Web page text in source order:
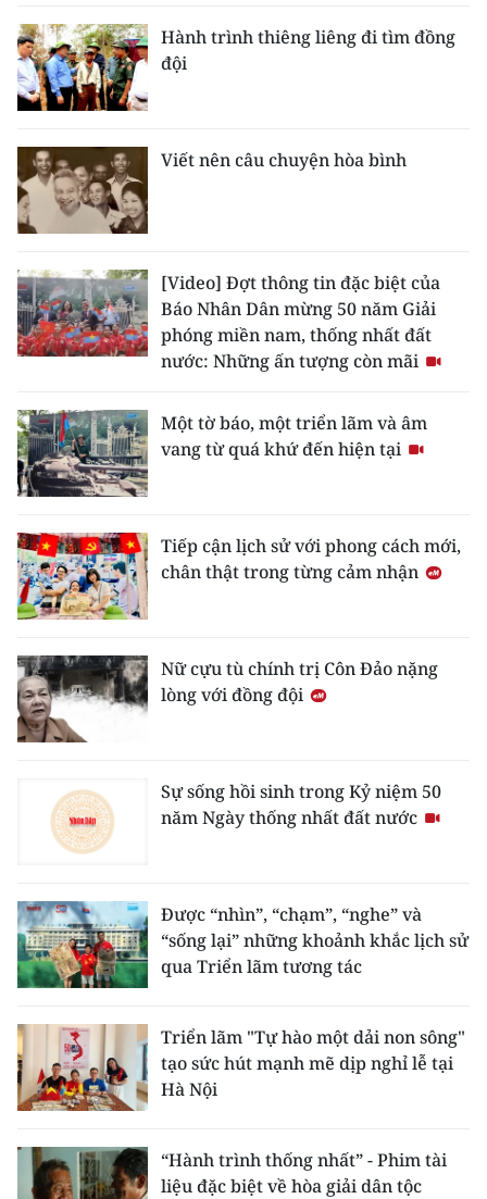
Hành trình thiêng liêng đi tìm đồng
đội
Viết nên câu chuyện hòa bình
[Video] Đợt thông tin đặc biệt của
Báo Nhân Dân mừng 50 năm Giải
phóng miền nam, thống nhất đất
nước: Những ấn tượng còn mãi
Một tờ báo, một triển lãm và âm
vang từ quá khứ đến hiện tại
Tiếp cận lịch sử với phong cách mới,
chân thật trong từng cảm nhận
Nữ cựu tù chính trị Côn Đảo nặng
lòng với đồng đội
Sự sống hồi sinh trong Kỷ niệm 50
năm Ngày thống nhất đất nước
Được “nhìn”, “chạm”, “nghe” và
“sống lại” những khoảnh khắc lịch sử
qua Triển lãm tương tác
Triển lãm "Tự hào một dải non sông"
tạo sức hút mạnh mẽ dịp nghỉ lễ tại
Hà Nội
“Hành trình thống nhất” - Phim tài
liệu đặc biệt về hòa giải dân tộc